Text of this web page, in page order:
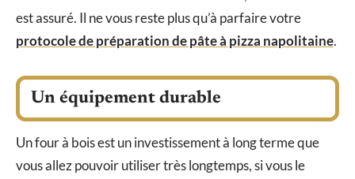
est assuré. Il ne vous reste plus qu’à parfaire votre
protocole de préparation de pâte à pizza napolitaine.
Un équipement durable
Un four à bois est un investissement à long terme que
vous allez pouvoir utiliser très longtemps, si vous le